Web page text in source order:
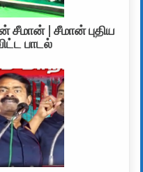
| சீமான் புதிய
பாடல்